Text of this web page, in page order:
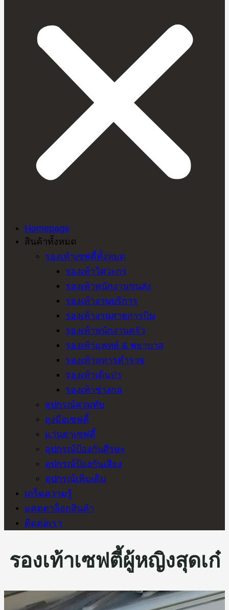
Homepage
สินค้าทั้งหมด
รองเท้าเซฟตี้ทั้งหมด
รองเท้าวิศวะกร
รองเท้าพนักงานขนส่ง
รองเท้างานบริการ
รองเท้างานสายการบิน
รองเท้าพนักงานครัว
รองเท้าแพทย์ & พยาบาล
รองเท้าทหารตำรวจ
รองเท้าเดินป่า
รองเท้าช่างกล
อุปกรณ์สวมทับ
ถุงมือเซฟตี้
แว่นตาเซฟตี้
อุปกรณ์ป้องกันศีรษะ
อุปกรณ์ป้องกันเสียง
อุปกรณ์เพิ่มเติม
เกร็ดความรู้
แคตตาล็อกสินค้า
ติดต่อเรา
รองเท้าเซฟตี้ผู้หญิงสุดเก๋